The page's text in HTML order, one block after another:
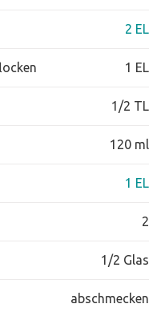
2 EL
1 EL
1/2 TL
120 ml
1 EL
2
1/2 Glas
abschmecken